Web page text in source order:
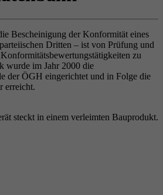
Bescheinigung der Konformität eines
Dritten – ist von Prüfung und
zu
wurde im Jahr 2000 die
der ÖGH eingerichtet und in Folge die
erreicht.